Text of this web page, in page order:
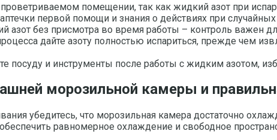
помещении, так как жидкий азот при
первой помощи и знания о действиях при
азот без присмотра во время работы – контроль важен
дайте азоту полностью испариться, прежде чем
посуду и инструменты после работы с жидким азотом,
морозильной камеры и
убедитесь, что морозильная камера достаточно
равномерное охлаждение и свободное